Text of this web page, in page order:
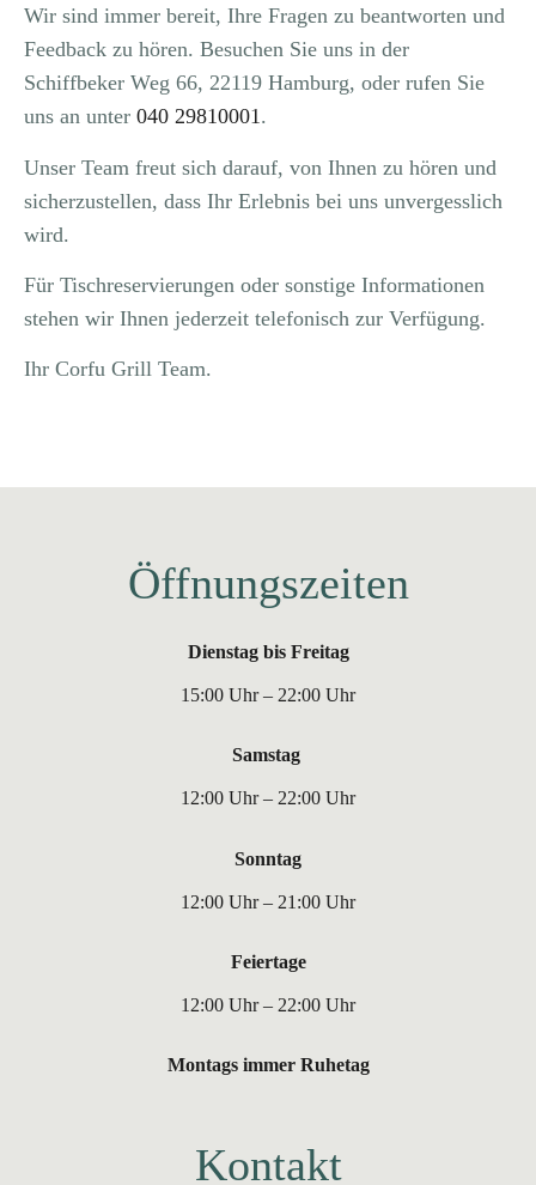
Wir sind immer bereit, Ihre Fragen zu beantworten und
Feedback zu hören. Besuchen Sie uns in der
Schiffbeker Weg 66, 22119 Hamburg, oder rufen Sie
uns an unter 040 29810001.
Unser Team freut sich darauf, von Ihnen zu hören und
sicherzustellen, dass Ihr Erlebnis bei uns unvergesslich
wird.
Für Tischreservierungen oder sonstige Informationen
stehen wir Ihnen jederzeit telefonisch zur Verfügung.
Ihr Corfu Grill Team.
Öffnungszeiten
Dienstag bis Freitag
15:00 Uhr – 22:00 Uhr
Samstag
12:00 Uhr – 22:00 Uhr
Sonntag
12:00 Uhr – 21:00 Uhr
Feiertage
12:00 Uhr – 22:00 Uhr
Montags immer Ruhetag
Kontakt